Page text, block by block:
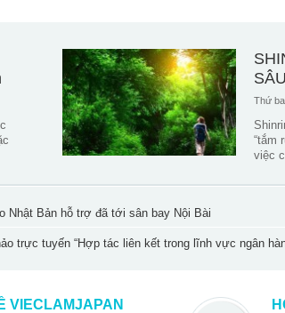
BẢN
Thứ
“tắm
việc
cách
Nhật Bản hỗ trợ đã tới sân bay Nội Bài
trực tuyến “Hợp tác liên kết trong lĩnh vực ngân
VIECLAMJAPAN